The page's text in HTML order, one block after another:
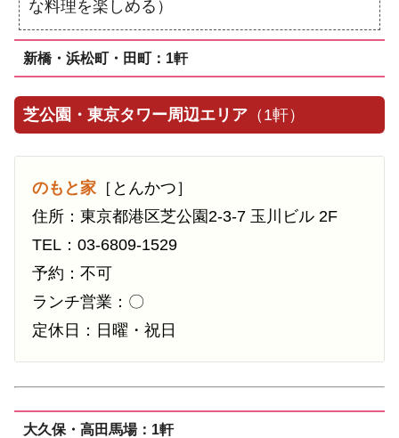
な料理を楽しめる）
新橋・浜松町・田町：1軒
芝公園・東京タワー周辺エリア （1軒）
のもと家 ［とんかつ］
住所：東京都港区芝公園2-3-7 玉川ビル 2F
TEL：03-6809-1529
予約：不可
ランチ営業：〇
定休日：日曜・祝日
大久保・高田馬場：1軒